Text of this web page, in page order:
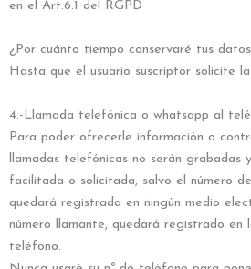
en el Art.6.1 del RGPD
¿Por cuánto tiempo conservaré tus
Hasta que el usuario suscriptor solicite
4.-Llamada telefónica o whatsapp al
Para poder ofrecerle información o
llamadas telefónicas no serán grabadas
facilitada o solicitada, salvo el número
quedará registrada en ningún medio
número llamante, quedará registrado en
teléfono.